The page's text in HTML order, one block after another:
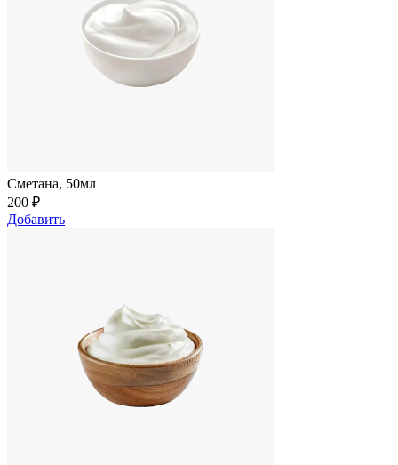
Сметана, 50мл
200 ₽
Добавить